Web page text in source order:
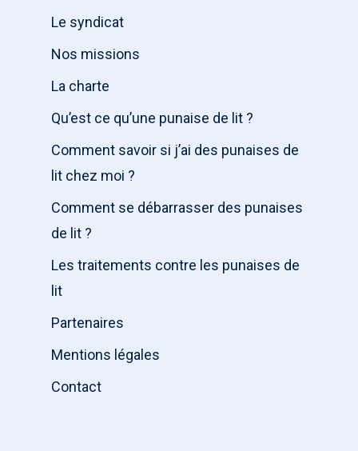
Le syndicat
Nos missions
La charte
Qu’est ce qu’une punaise de lit ?
Comment savoir si j’ai des punaises de
lit chez moi ?
Comment se débarrasser des punaises
de lit ?
Les traitements contre les punaises de
lit
Partenaires
Mentions légales
Contact